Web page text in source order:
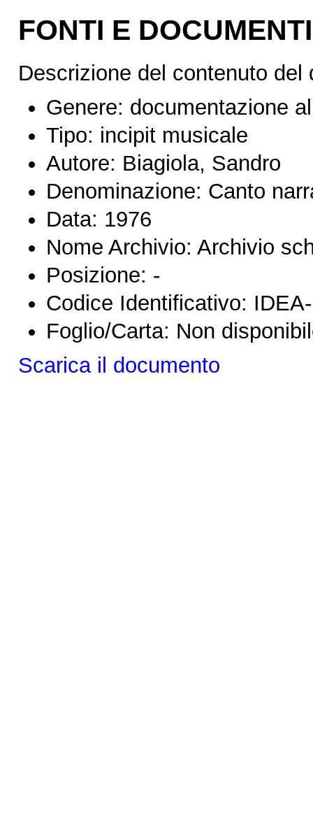
FONTI E DOCUMENTI
Descrizione del contenuto del
Genere: documentazione
Tipo: incipit musicale
Autore: Biagiola, Sandro
Denominazione: Canto
Data: 1976
Nome Archivio: Archivio
Posizione: -
Codice Identificativo:
Foglio/Carta: Non
Scarica il documento